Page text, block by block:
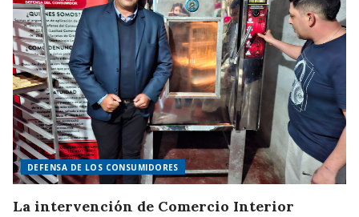
DEFENSA DE LOS CONSUMIDORES
La intervención de Comercio Interior